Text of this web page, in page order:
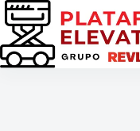
Pular
para
conteúdo